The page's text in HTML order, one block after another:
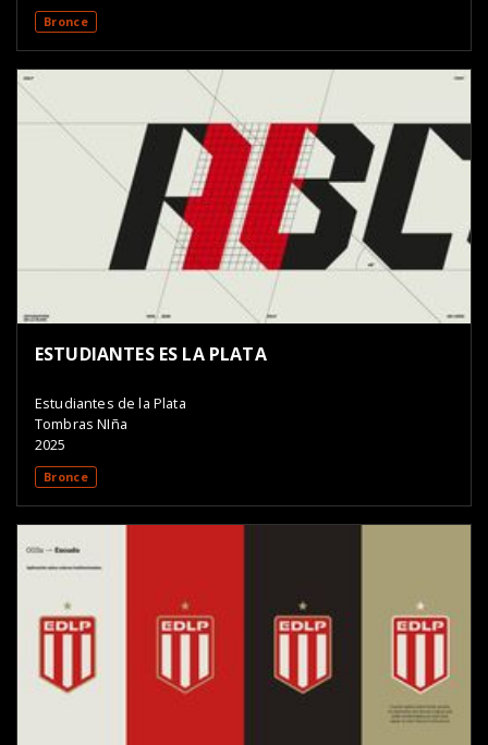
Bronce
ESTUDIANTES ES LA PLATA
Estudiantes de la Plata
Tombras NIña
2025
Bronce